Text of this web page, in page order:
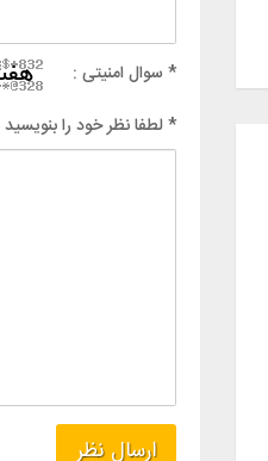
* سوال امنیتی :
* لطفا نظر خود را بنویسید